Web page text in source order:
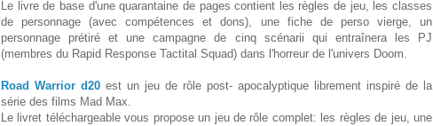
Le livre de base d'une quarantaine de pages contient les règles de jeu, les classes
de personnage (avec compétences et dons), une fiche de perso vierge, un
personnage prétiré et une campagne de cinq scénarii qui entraînera les PJ
(membres du Rapid Response Tactital Squad) dans l'horreur de l'univers Doom.
Road Warrior d20 est un jeu de rôle post- apocalyptique librement inspiré de la
série des films Mad Max.
Le livret téléchargeable vous propose un jeu de rôle complet: les règles de jeu, une